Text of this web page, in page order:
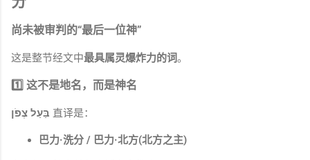
尚未被审判的“最后一位神”
这是整节经文中最具属灵爆炸力的词。
1️⃣ 这不是地名，而是神名
בַּעַל צְפֹן 直译是：
巴力·洗分 / 巴力·北方(北方之主)